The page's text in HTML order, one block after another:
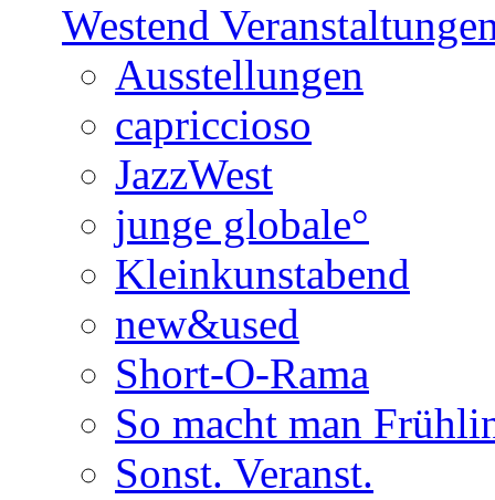
Westend
Ausstellungen
capriccioso
JazzWest
junge globale°
Kleinkunstabend
new&used
Short-O-Rama
So macht man
Sonst. Veranst.